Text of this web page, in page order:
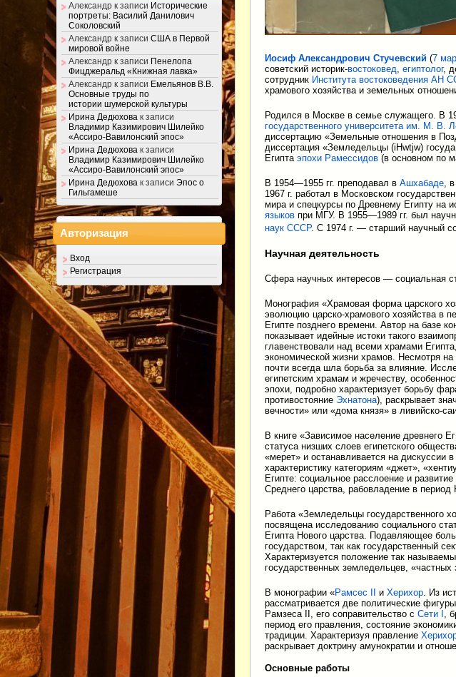
Иосиф Александрович Стучевский (7
советский историк-востоковед, египтолог,
сотрудник Института востоковедения АН
храмового хозяйства и земельных
Родился в Москве в семье служащего. В
государственного университета им. М. В.
диссертацию «Земельные отношения в
диссертация «Земледельцы (iHwtjw)
Египта эпохи Рамессидов (в основном по
В 1954—1955 гг. преподавал в Ашхабаде, в
1967 г. работал в Московском
мира и спецкурсы по Древнему Египту на
языков при МГУ. В 1955—1989 гг. был
наук СССР. С 1974 г. — старший научный
Научная деятельность
Сфера научных интересов — социальная
Монография «Храмовая форма царского
эволюцию царско-храмового хозяйства в
Египте позднего времени. Автор на базе
показывает идейные истоки такого
главенствовали над всеми храмами
экономической жизни храмов. Несмотря
почти всегда шла борьба за влияние.
египетским храмам и жречеству,
эпохи, подробно характеризует борьбу
противостояние Эхнатона), раскрывает
вечности» или «дома князя» в ливийско-
В книге «Зависимое население древнего
статуса низших слоев египетского
«мерет» и останавливается на дискуссии
характеристику категориям «джет»,
Египте: социальное расслоение и
Среднего царства, рабовладение в период
Работа «Земледельцы государственного
посвящена исследованию социального
Египта Нового царства. Подавляющее
государством, так как государственный
Характеризуется положение так
государственных земледельцев,
В монографии «Рамсес II и Херихор. Из
рассматривается две политические
Рамзеса II, его соправительство с Сети I ,
период его правления, состояние
традиции. Характеризуя правление
раскрывает доктрину амунократии и
Основные работы
Александр к записи Исторические
портреты: Василий Данилович
Соколовский
Александр к записи США в Первой
мировой войне
Александр к записи Пенелопа
Фицджеральд «Книжная лавка»
Александр к записи Емельянов В.В.
Основные труды по
истории шумерской культуры
Ирина Дедюхова к записи
Владимир Казимирович Шилейко
«Ассиро-Вавилонский эпос»
Ирина Дедюхова к записи
Владимир Казимирович Шилейко
«Ассиро-Вавилонский эпос»
Ирина Дедюхова к записи Эпос о
Гильгамеше
Авторизация
Вход
Регистрация